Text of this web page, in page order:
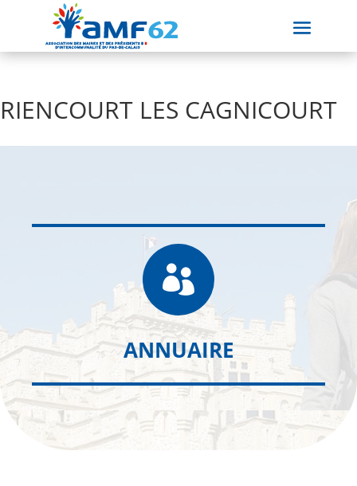
RIENCOURT LES CAGNICOURT

ANNUAIRE